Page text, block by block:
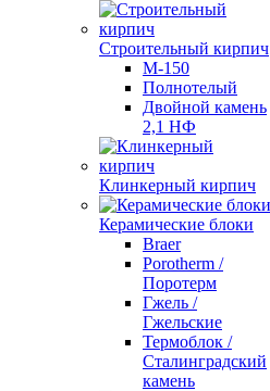
Строительный кирпич
М-150
Полнотелый
Двойной камень
2,1 НФ
Клинкерный кирпич
Керамические блоки
Braer
Porotherm /
Поротерм
Гжель /
Гжельские
Термоблок /
Сталинградский
камень